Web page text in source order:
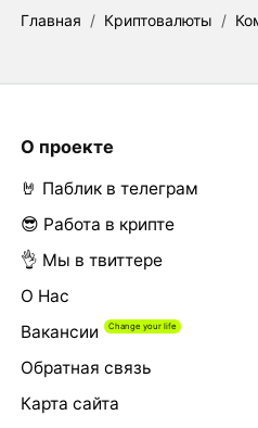
Главная / Криптовалюты /
О проекте
🤘 Паблик в телеграм
😎 Работа в крипте
👌 Мы в твиттере
О Нас
Вакансии
Обратная связь
Карта сайта